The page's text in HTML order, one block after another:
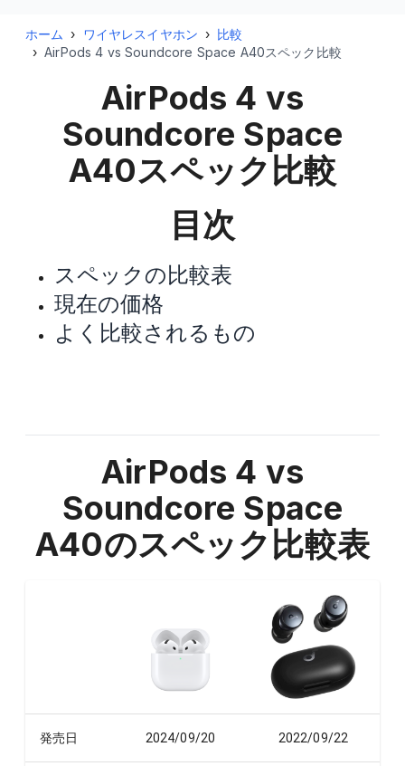
ホーム › ワイヤレスイヤホン › 比較
› AirPods 4 vs Soundcore Space A40スペック比較
AirPods 4 vs
Soundcore Space
A40スペック比較
目次
スペックの比較表
現在の価格
よく比較されるもの
AirPods 4 vs
Soundcore Space
A40のスペック比較表
発売日 2024/09/20 2022/09/22